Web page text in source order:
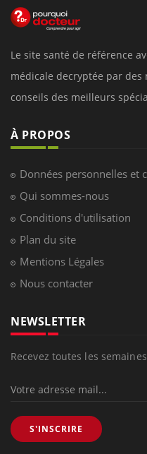
Le site santé de référence
médicale decryptée par des
conseils des meilleurs
À PROPOS
Données personnelles et
Qui sommes-nous
Conditions d'utilisation
Plan du site
Mentions Légales
Nous contacter
NEWSLETTER
Recevez toutes les
S'INSCRIRE